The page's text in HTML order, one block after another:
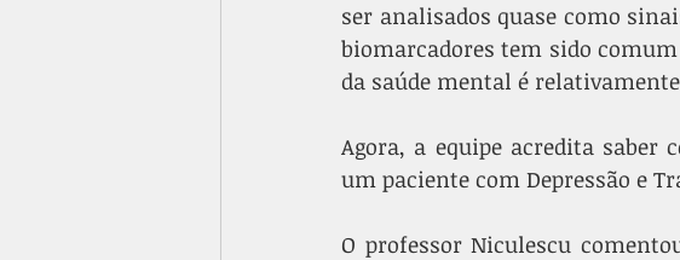
ser analisados quase como
biomarcadores tem sido
da saúde mental é
Agora, a equipe acredita saber
um paciente com Depressão e
O professor Niculescu